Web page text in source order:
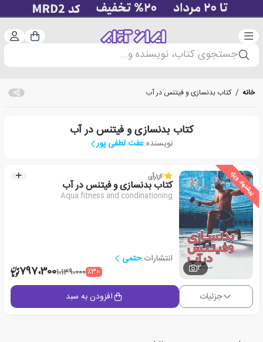
دسته‌بندی سبد
جستجوی کتاب، نویسنده و...
خانه / کتاب بدنسازی و فیتنس در آب
کتاب بدنسازی و فیتنس در آب
نویسنده:عفت لطفی پور
پیشنهاد ویژه
2
4از1رأی
کتاب بدنسازی و فیتنس در آب
Aqua fitness and condinationing
انتشارات:حتمی
٪301،139،000797،300
جزئیات افزودن به سبد